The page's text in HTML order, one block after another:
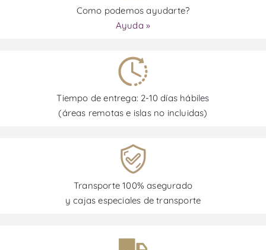
Como podemos ayudarte?
Ayuda »
Tiempo de entrega: 2-10 días hábiles
(áreas remotas e islas no incluidas)
Transporte 100% asegurado
y cajas especiales de transporte